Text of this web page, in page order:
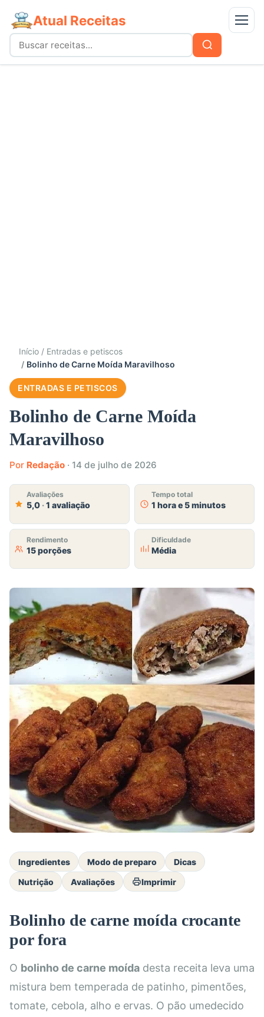
Atual Receitas Menu
Buscar
por:
Buscar
Início
Entradas e petiscos
Bolinho de Carne Moída Maravilhoso
ENTRADAS E PETISCOS
Bolinho de Carne Moída
Maravilhoso
Por Redação · 14 de julho de 2026
Avaliações
5,0 ·1 avaliação
Tempo total
1 hora e 5 minutos
Rendimento
15 porções
Dificuldade
Média
Ingredientes Modo de preparo
Dicas
Nutrição
Avaliações Imprimir
Bolinho de carne moída crocante
por fora
O bolinho de carne moída desta receita leva uma
mistura bem temperada de patinho, pimentões,
tomate, cebola, alho e ervas. O pão umedecido